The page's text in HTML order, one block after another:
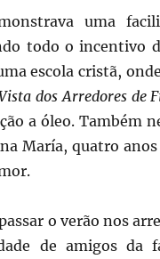
uma
todo o incentivo
escola cristã,
dos Arredores de
a óleo. Também
María, quatro
o verão nos
de amigos da